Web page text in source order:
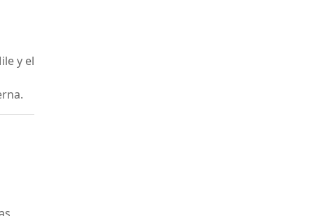
y el